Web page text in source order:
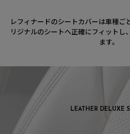
レフィナードのシートカバーは車種ご
リジナルのシートへ正確にフィットし
ます。
LEATHER DELUXE